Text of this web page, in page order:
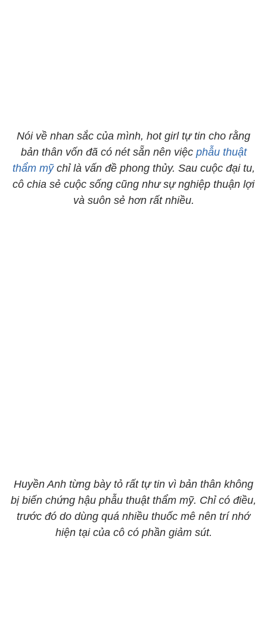
Nói về nhan sắc của mình, hot girl tự tin cho rằng
bản thân vốn đã có nét sẵn nên việc phẫu thuật
thẩm mỹchỉ là vấn đề phong thủy. Sau cuộc đại tu,
cô chia sẻ cuộc sống cũng như sự nghiệp thuận lợi
và suôn sẻ hơn rất nhiều.
Huyền Anh từng bày tỏ rất tự tin vì bản thân không
bị biến chứng hậu phẫu thuật thẩm mỹ. Chỉ có điều,
trước đó do dùng quá nhiều thuốc mê nên trí nhớ
hiện tại của cô có phần giảm sút.